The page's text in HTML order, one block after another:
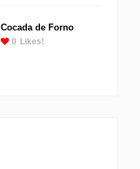
Cocada de Forno
0 Likes!